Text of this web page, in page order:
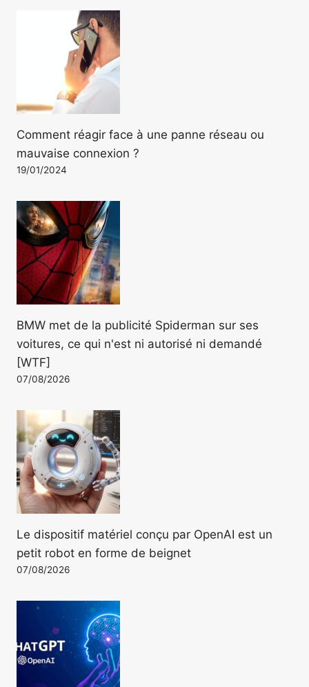
Comment réagir face à une panne réseau ou
mauvaise connexion ?
19/01/2024
BMW met de la publicité Spiderman sur ses
voitures, ce qui n'est ni autorisé ni demandé
[WTF]
07/08/2026
Le dispositif matériel conçu par OpenAI est un
petit robot en forme de beignet
07/08/2026